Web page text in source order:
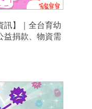
訊】｜全台育幼
益捐款、物資需